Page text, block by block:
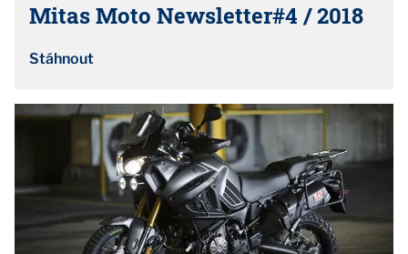
Mitas Moto Newsletter#4 / 2018
Stáhnout